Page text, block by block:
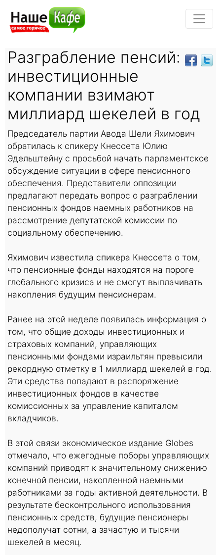
Разграбление пенсий:
инвестиционные
компании взимают
миллиард шекелей в год
Председатель партии Авода Шели Яхимович
обратилась к спикеру Кнессета Юлию
Эдельштейну с просьбой начать парламентское
обсуждение ситуации в сфере пенсионного
обеспечения. Представители оппозиции
предлагают передать вопрос о разграблении
пенсионных фондов наемных работников на
рассмотрение депутатской комиссии по
социальному обеспечению.
Яхимович известила спикера Кнессета о том,
что пенсионные фонды находятся на пороге
глобального кризиса и не смогут выплачивать
накопления будущим пенсионерам.
Ранее на этой неделе появилась информация о
том, что общие доходы инвестиционных и
страховых компаний, управляющих
пенсионными фондами израильтян превысили
рекордную отметку в 1 миллиард шекелей в год.
Эти средства попадают в распоряжение
инвестиционных фондов в качестве
комиссионных за управление капиталом
вкладчиков.
В этой связи экономическое издание Globes
отмечало, что ежегодные поборы управляющих
компаний приводят к значительному снижению
конечной пенсии, накопленной наемными
работниками за годы активной деятельности. В
результате бесконтрольного использования
пенсионных средств, будущие пенсионеры
недополучат сотни, а зачастую и тысячи
шекелей в месяц.